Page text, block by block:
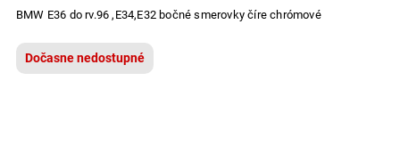
BMW E36 do rv.96 ,E34,E32 bočné smerovky číre chrómové
Dočasne nedostupné